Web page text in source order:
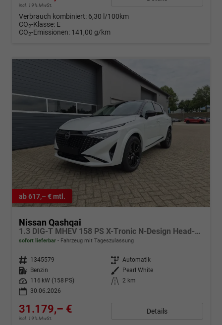
incl. 19% MwSt.
Verbrauch kombiniert: 6,30 l/100km
CO2-Klasse: E
CO2-Emissionen: 141,00 g/km
ab 617,– € mtl.
Nissan Qashqai
1.3 DIG-T MHEV 158 PS X-Tronic N-Design Head-Up Display Teil-Leder Klimaautomatik Sitzheizung Lenkradheizung Navi elektr. Heckklappe ACC PDC v+h 360°Kamera DAB Bluetooth Touchscreen Apple CarPlay Android Auto 19"Zoll
sofort lieferbar Fahrzeug mit Tageszulassung
Fahrzeugnr. 1345579 Getriebe Automatik
Kraftstoff
Benzin Außenfarbe
Pearl White
Leistung
116 kW (158 PS) Kilometerstand
2 km
30.06.2026
31.179,– €
incl. 19% MwSt.
Details